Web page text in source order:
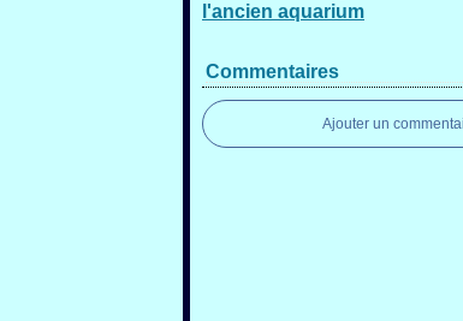
l'ancien aquarium
Commentaires
Ajouter un